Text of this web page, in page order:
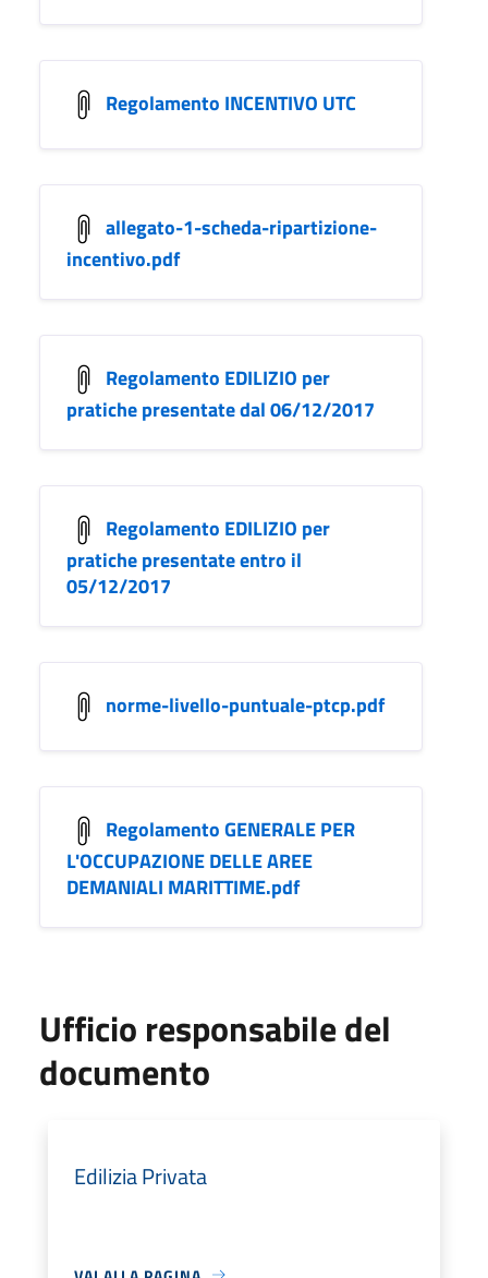
Regolamento INCENTIVO UTC
allegato-1-scheda-ripartizione-
incentivo.pdf
Regolamento EDILIZIO per
pratiche presentate dal 06/12/2017
Regolamento EDILIZIO per
pratiche presentate entro il
05/12/2017
norme-livello-puntuale-ptcp.pdf
Regolamento GENERALE PER
L'OCCUPAZIONE DELLE AREE
DEMANIALI MARITTIME.pdf
Ufficio responsabile del
documento
Edilizia Privata